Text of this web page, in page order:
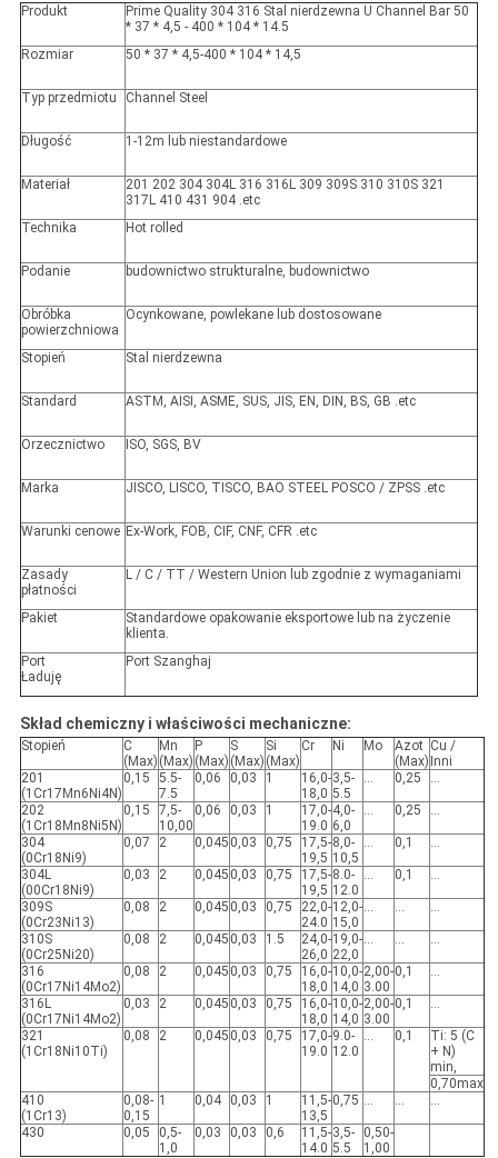
Produkt
Prime Quality 304 316 Stal nierdzewna U Channel Bar 50
* 37 * 4,5 - 400 * 104 * 14.5
Rozmiar
50 * 37 * 4,5-400 * 104 * 14,5
Typ przedmiotu Channel Steel
Długość 1-12m lub niestandardowe
Materiał
201 202 304 304L 316 316L 309 309S 310 310S 321
317L 410 431 904 .etc
Technika
Hot rolled
Podanie budownictwo strukturalne, budownictwo
Obróbka
powierzchniowa
Ocynkowane, powlekane lub dostosowane
Stopień Stal nierdzewna
Standard ASTM, AISI, ASME, SUS, JIS, EN, DIN, BS, GB .etc
Orzecznictwo ISO, SGS, BV
Marka JISCO, LISCO, TISCO, BAO STEEL POSCO / ZPSS .etc
Warunki cenowe Ex-Work, FOB, CIF, CNF, CFR .etc
Zasady
płatności
L / C / TT / Western Union lub zgodnie z wymaganiami
Pakiet
Standardowe opakowanie eksportowe lub na życzenie
klienta.
Port
Ładuję
Port Szanghaj
Skład chemiczny i właściwości mechaniczne:
Stopień
C
(Max)
Mn
(Max)
P
(Max)
S
(Max)
Si
(Max)
Cr Ni Mo
Azot
(Max)
Cu /
Inni
201
(1Cr17Mn6Ni4N)
0,15
5.5-
7.5
0,06 0,03 1
16,0-
18,0
3,5-
5.5
... 0,25 ...
202
(1Cr18Mn8Ni5N)
0,15
7,5-
10,00
0,06 0,03 1
17,0-
19.0
4,0-
6,0
... 0,25 ...
304
(0Cr18Ni9)
0,07 2 0,045 0,03 0,75
17,5-
19,5
8,0-
10,5
... 0,1 ...
304L
(00Cr18Ni9)
0,03 2 0,045 0,03 0,75
17,5-
19,5
8.0-
12.0
... 0,1 ...
309S
(0Cr23Ni13)
0,08 2 0,045 0,03 0,75
22,0-
24.0
12,0-
15,0
... ... ...
310S
(0Cr25Ni20)
0,08 2 0,045 0,03 1.5
24,0-
26,0
19,0-
22,0
... ... ...
316
(0Cr17Ni14Mo2)
0,08 2 0,045 0,03 0,75
16,0-
18,0
10,0-
14,0
2,00-
3.00
0,1 ...
316L
(0Cr17Ni14Mo2)
0,03 2 0,045 0,03 0,75
16,0-
18,0
10,0-
14,0
2,00-
3.00
0,1 ...
321
(1Cr18Ni10Ti)
0,08 2 0,045 0,03 0,75
17,0-
19.0
9.0-
12.0
... 0,1
Ti: 5 (C
+ N)
min,
0,70max
410
(1Cr13)
0,08-
0,15
1 0,04 0,03 1
11,5-
13,5
0,75 ... ... ...
430 0,05
0,5-
1,0
0,03 0,03 0,6
11,5-
14.0
3,5-
5.5
0,50-
1,00